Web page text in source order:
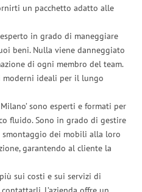
un pacchetto adatto alle
in grado di maneggiare
beni. Nulla viene danneggiato
di ogni membro del team.
moderni ideali per il lungo
sono esperti e formati per
fluido. Sono in grado di gestire
dei mobili alla loro
garantendo al cliente la
sui costi e sui servizi di